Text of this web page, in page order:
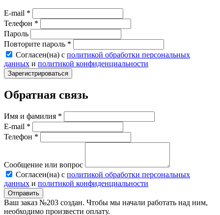
E-mail *
Телефон *
Пароль
Повторите пароль *
Согласен(на) с политикой обработки персональных
данных и политикой конфиденциальности
Обратная связь
Имя и фамилия *
E-mail *
Телефон *
Сообщение или вопрос
Согласен(на) с политикой обработки персональных
данных и политикой конфиденциальности
Ваш заказ №203 создан. Чтобы мы начали работать над ним,
необходимо произвести оплату.